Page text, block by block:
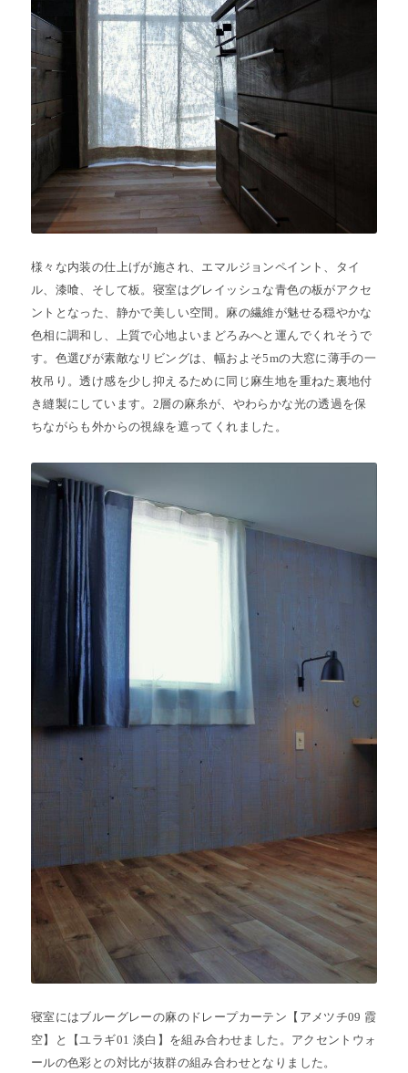
様々な内装の仕上げが施され、エマルジョンペイント、タイ
ル、漆喰、そして板。寝室はグレイッシュな青色の板がアクセ
ントとなった、静かで美しい空間。麻の繊維が魅せる穏やかな
色相に調和し、上質で心地よいまどろみへと運んでくれそうで
す。色選びが素敵なリビングは、幅およそ5mの大窓に薄手の一
枚吊り。透け感を少し抑えるために同じ麻生地を重ねた裏地付
き縫製にしています。2層の麻糸が、やわらかな光の透過を保
ちながらも外からの視線を遮ってくれました。
寝室にはブルーグレーの麻のドレープカーテン【アメツチ09 霞
空】と【ユラギ01 淡白】を組み合わせました。アクセントウォ
ールの色彩との対比が抜群の組み合わせとなりました。